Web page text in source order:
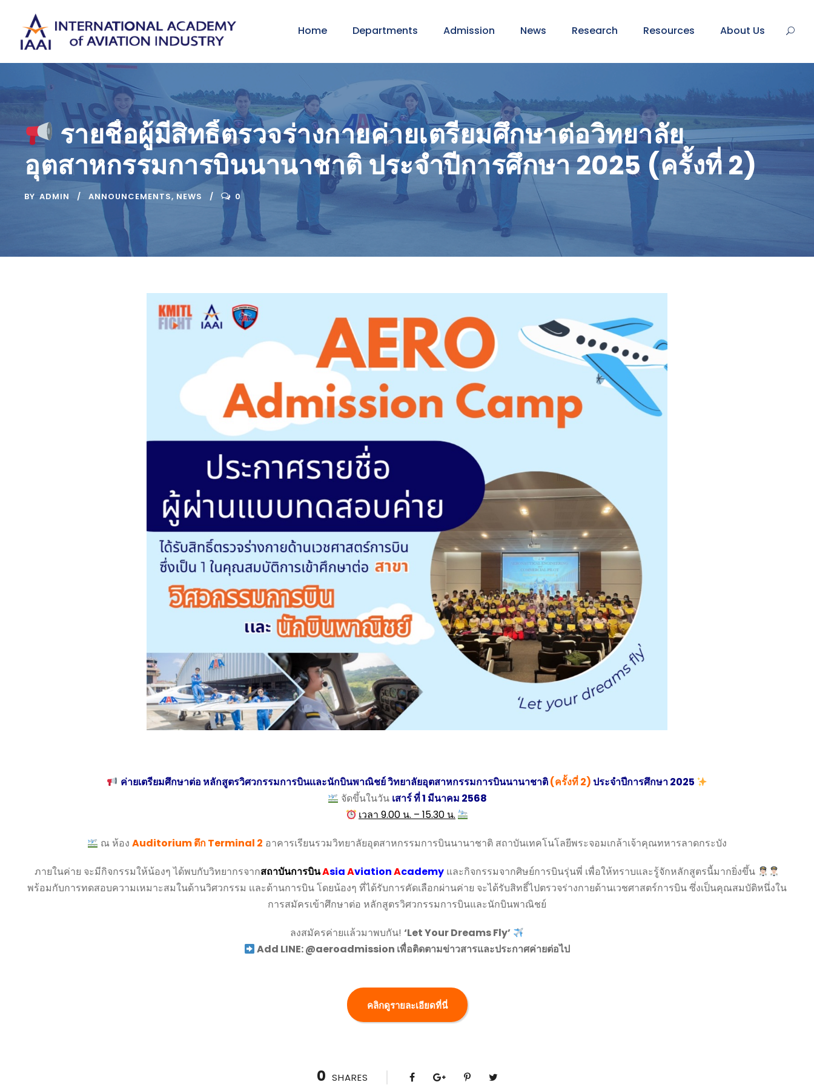
Home Departments Admission News Research Resources About Us
รายชื่อผู้มีสิทธิ์ตรวจร่างกายค่ายเตรียมศึกษาต่อวิทยาลัย
อุตสาหกรรมการบินนานาชาติ ประจำปีการศึกษา 2025 (ครั้งที่ 2)
BY ADMIN ANNOUNCEMENTS, NEWS 0
ค่ายเตรียมศึกษาต่อ หลักสูตรวิศวกรรมการบินเเละนักบินพาณิชย์ วิทยาลัยอุตสาหกรรมการบินนานาชาติ(ครั้งที่ 2)ประจำปีการศึกษา 2025
จัดขึ้นในวัน เสาร์ ที่ 1 มีนาคม 2568
เวลา 9.00 น. – 15.30 น.
ณ ห้องAuditorium ตึก Terminal 2 อาคารเรียนรวมวิทยาลัยอุตสาหกรรมการบินนานาชาติ สถาบันเทคโนโลยีพระจอมเกล้าเจ้าคุณทหารลาดกระบัง
ภายในค่าย จะมีกิจกรรมให้น้องๆ ได้พบกับวิทยากรจากสถาบันการบินAsiaAviationAcademyและกิจกรรมจากศิษย์การบินรุ่นพี่ เพื่อให้ทราบและรู้จักหลักสูตรนี้มากยิ่งขึ้น
พร้อมกับการทดสอบความเหมาะสมในด้านวิศวกรรม เเละด้านการบิน โดยน้องๆ ที่ได้รับการคัดเลือกผ่านค่าย จะได้รับสิทธิ์ไปตรวจร่างกายด้านเวชศาสตร์การบิน ซึ่งเป็นคุณสมบัติหนึ่งใน
การสมัครเข้าศึกษาต่อ หลักสูตรวิศวกรรมการบินและนักบินพาณิชย์
ลงสมัครค่ายเเล้วมาพบกัน! ‘Let Your Dreams Fly’
Add LINE: @aeroadmission เพื่อติดตามข่าวสารและประกาศค่ายต่อไป
คลิกดูรายละเอียดที่นี่
0 SHARES